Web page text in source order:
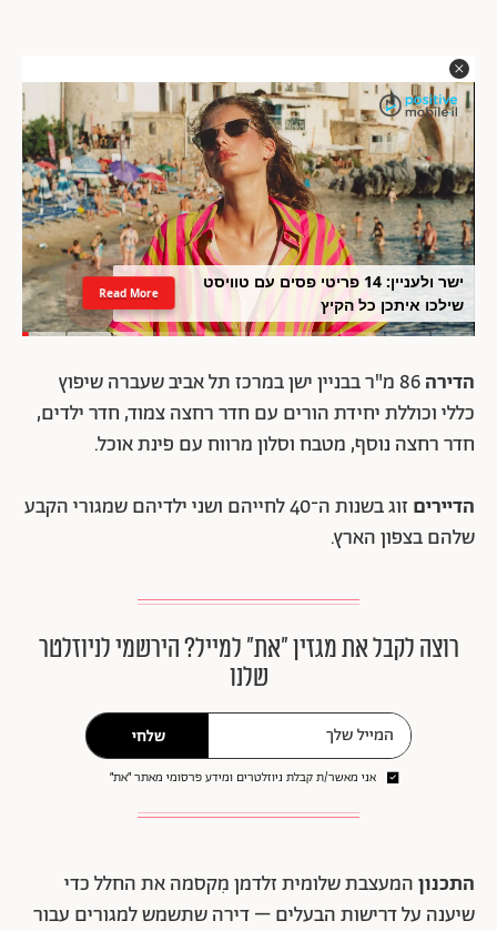
ישר ולעניין: 14 פריטי פסים עם טוויסט
שילכו איתכן כל הקיץ
Read More
הדירה
86 מ"ר בבניין ישן במרכז תל אביב שעברה שיפוץ
כללי וכוללת יחידת הורים עם חדר רחצה צמוד, חדר ילדים,
חדר רחצה נוסף, מטבח וסלון מרווח עם פינת אוכל.
הדיירים
זוג בשנות ה־40 לחייהם ושני ילדיהם שמגורי הקבע
שלהם בצפון הארץ.
רוצה לקבל את מגזין ״את״ למייל? הירשמי לניוזלטר
שלנו
שלחי
אני מאשר/ת קבלת ניוזלטרים ומידע פרסומי מאתר ״את״
התכנוןהמעצבת שלומית זלדמן מִקסמה את החלל כדי
שיענה על דרישות הבעלים – דירה שתשמש למגורים עבור